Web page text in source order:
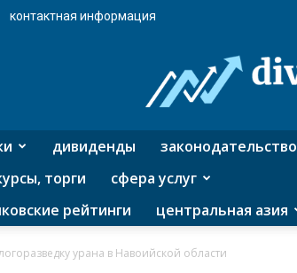
контактная информация
агентство
финансовых
дивиденды
законодательство
торги
сфера услуг
рейтинги центральная азия
урана в Навоийской области